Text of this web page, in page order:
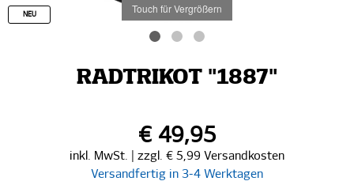
Touch für Vergrößern
NEU
RADTRIKOT "1887"
€ 49,95
inkl. MwSt. | zzgl. € 5,99 Versandkosten
Versandfertig in 3-4 Werktagen